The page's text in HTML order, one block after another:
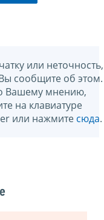
или неточность,
сообщите об этом.
Вашему мнению,
на клавиатуре
или нажмите сюда.